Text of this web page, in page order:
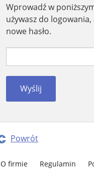
Wprowadź w
używasz do
nowe hasło.
Powrót
O firmie Regulamin